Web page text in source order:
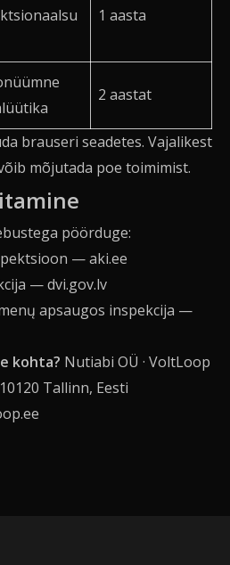
1 aasta
2 aastat
brauseri seadetes. Vajalikest
mõjutada poe toimimist.
pöörduge:
—aki.ee
—dvi.gov.lv
apsaugos inspekcija —
kohta? Nutiabi OÜ · VoltLoop
Tallinn, Eesti